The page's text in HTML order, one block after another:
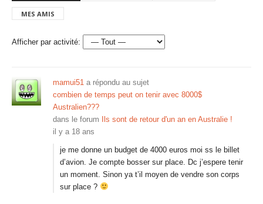
MES AMIS
Afficher par activité:
mamui51 a répondu au sujet
combien de temps peut on tenir avec 8000$
Australien???
dans le forum
Ils sont de retour d'un an en Australie !
il y a 18 ans
je me donne un budget de 4000 euros moi ss le billet
d’avion. Je compte bosser sur place. Dc j’espere tenir
un moment. Sinon ya t’il moyen de vendre son corps
sur place ?